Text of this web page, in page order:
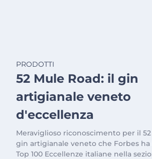
PRODOTTI
52 Mule Road: il gin
artigianale veneto
d'eccellenza
Meraviglioso riconoscimento per il 52
gin artigianale veneto che Forbes
Top 100 Eccellenze italiane nella